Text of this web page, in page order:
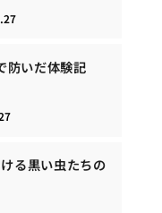
防いだ体験記
る黒い虫たちの